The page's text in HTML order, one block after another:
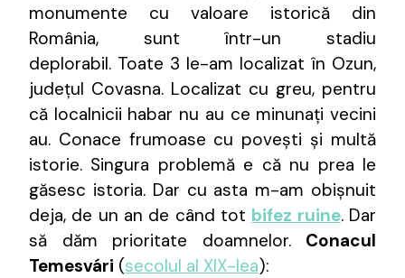
monumente cu valoare istorică din
România, sunt într-un stadiu
deplorabil. Toate 3 le-am localizat în Ozun,
județul Covasna. Localizat cu greu, pentru
că localnicii habar nu au ce minunați vecini
au. Conace frumoase cu povești și multă
istorie. Singura problemă e că nu prea le
găsesc istoria. Dar cu asta m-am obișnuit
deja, de un an de când tot bifez ruine. Dar
să dăm prioritate doamnelor. Conacul
Temesvári (secolul al XIX-lea):